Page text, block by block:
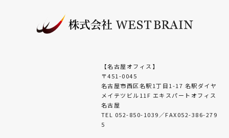
【名古屋オフィス】
〒451-0045
名古屋市西区名駅1丁目1-17 名駅ダイヤ
メイテツビル11F エキスパートオフィス
名古屋
TEL 052-850-1039／FAX052-386-279
5